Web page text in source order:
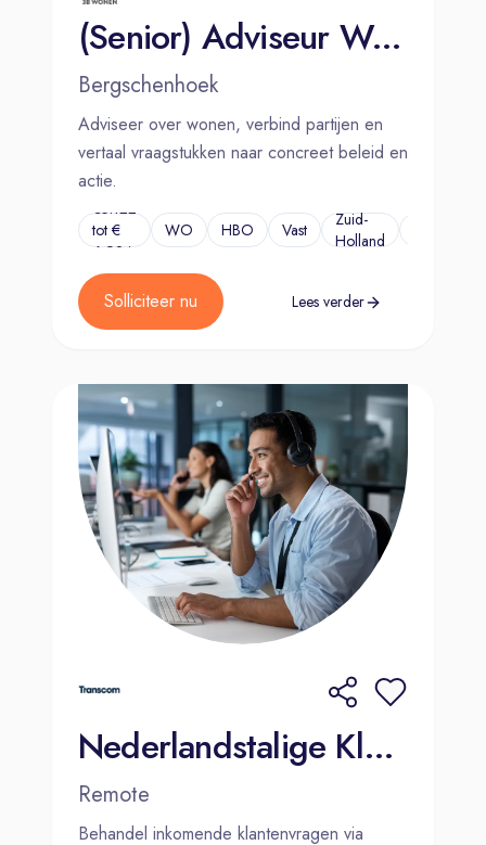
(Senior) Adviseur Wonen
Bergschenhoek
Adviseer over wonen, verbind partijen en
vertaal vraagstukken naar concreet beleid en
actie.
€5.122
tot €
6.924
WO HBO Vast
Zuid-
Holland
Solliciteer nu Lees verder
Nederlandstalige Klantenservicemedewerker - Alicante(hybrid)
Remote
Behandel inkomende klantenvragen via